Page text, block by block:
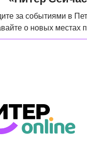
за событиями в
о новых местах